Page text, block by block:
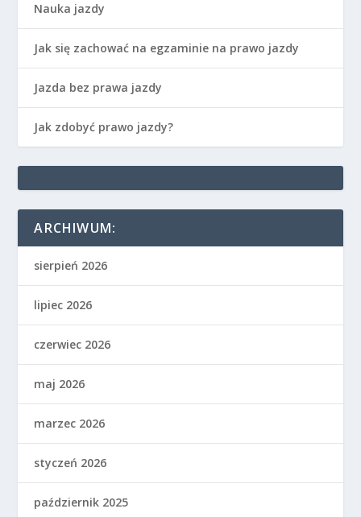
Nauka jazdy
Jak się zachować na egzaminie na prawo jazdy
Jazda bez prawa jazdy
Jak zdobyć prawo jazdy?
ARCHIWUM:
sierpień 2026
lipiec 2026
czerwiec 2026
maj 2026
marzec 2026
styczeń 2026
październik 2025